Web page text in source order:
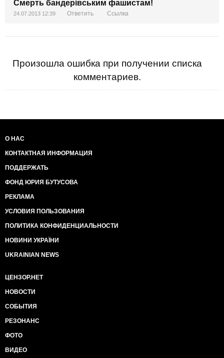
Смерть бандерівським фашистам!
24.07.2013 12:39 Ответить Ссылка
Произошла ошибка при получении списка
комментариев.
О НАС
КОНТАКТНАЯ ИНФОРМАЦИЯ
ПОДДЕРЖАТЬ
ФОНД ЮРИЯ БУТУСОВА
РЕКЛАМА
УСЛОВИЯ ПОЛЬЗОВАНИЯ
ПОЛИТИКА КОНФИДЕНЦИАЛЬНОСТИ
НОВИНИ УКРАЇНИ
UKRAINIAN NEWS
ЦЕНЗОР.НЕТ
НОВОСТИ
СОБЫТИЯ
РЕЗОНАНС
ФОТО
ВИДЕО